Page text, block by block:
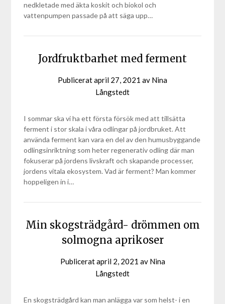
nedkletade med äkta koskit och biokol och
vattenpumpen passade på att säga upp…
Jordfruktbarhet med ferment
Publiceratapril 27, 2021 av Nina
Långstedt
I sommar ska vi ha ett första försök med att tillsätta
ferment i stor skala i våra odlingar på jordbruket. Att
använda ferment kan vara en del av den humusbyggande
odlingsinriktning som heter regenerativ odling där man
fokuserar på jordens livskraft och skapande processer,
jordens vitala ekosystem. Vad är ferment? Man kommer
hoppeligen in i…
Min skogsträdgård- drömmen om
solmogna aprikoser
Publiceratapril 2, 2021 av Nina
Långstedt
En skogsträdgård kan man anlägga var som helst- i en